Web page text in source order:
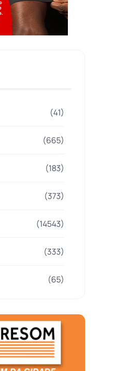
(41)
(665)
(183)
(373)
(14543)
(333)
(65)
(505)
(152)